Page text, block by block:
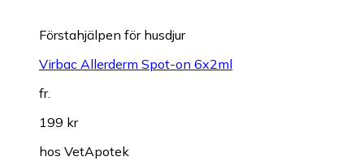
Förstahjälpen för husdjur
Virbac Allerderm Spot-on 6x2ml
fr.
199 kr
hos VetApotek